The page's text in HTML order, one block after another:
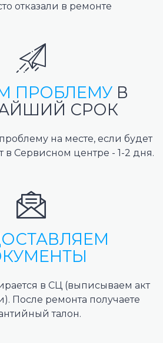
отказали в ремонте
ПРОБЛЕМУ В
СРОК
на месте, если будет
Сервисном центре - 1-2 дня.
в СЦ (выписываем акт
После ремонта получаете
талон.